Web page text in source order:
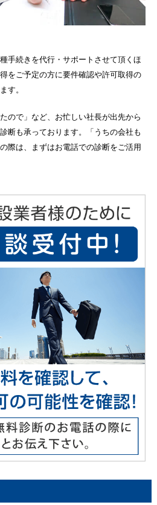
手続きを代行・サポートさせて頂くほ
をご予定の方に要件確認や許可取得の
す。
ので」など、お忙しい社長が出先から
断も承っております。「うちの会社も
際は、まずはお電話での診断をご活用